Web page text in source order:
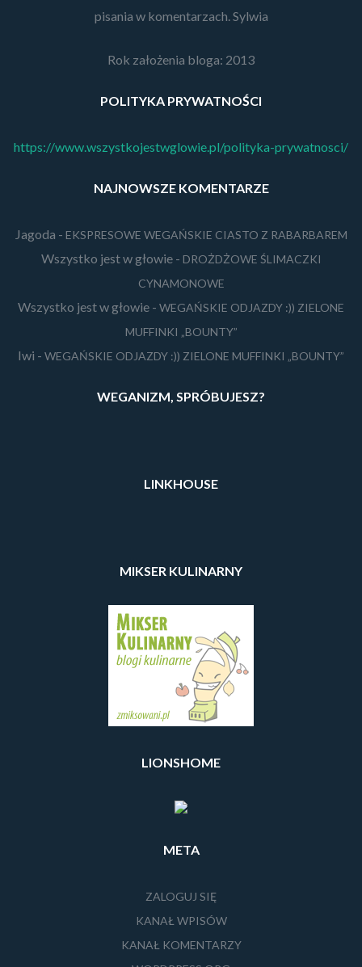
pisania w komentarzach. Sylwia
Rok założenia bloga: 2013
POLITYKA PRYWATNOŚCI
https://www.wszystkojestwglowie.pl/polityka-prywatnosci/
NAJNOWSZE KOMENTARZE
Jagoda - EKSPRESOWE WEGAŃSKIE CIASTO Z RABARBAREM
Wszystko jest w głowie- DROŻDŻOWE ŚLIMACZKI
CYNAMONOWE
Wszystko jest w głowie - WEGAŃSKIE ODJAZDY :)) ZIELONE
MUFFINKI „BOUNTY”
Iwi - WEGAŃSKIE ODJAZDY :)) ZIELONE MUFFINKI „BOUNTY”
WEGANIZM, SPRÓBUJESZ?
LINKHOUSE
MIKSER KULINARNY
LIONSHOME
META
ZALOGUJ SIĘ
KANAŁ WPISÓW
KANAŁ KOMENTARZY